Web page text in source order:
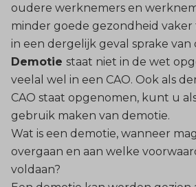
oudere werknemers en
minder goede gezondheid
in een dergelijk geval sprake van
Demotie staat niet in de wet
veelal wel in een CAO. Ook als
CAO staat opgenomen, kunt u
gebruik maken van demotie.
Wat is een demotie, wanneer
overgaan en aan welke
voldaan?